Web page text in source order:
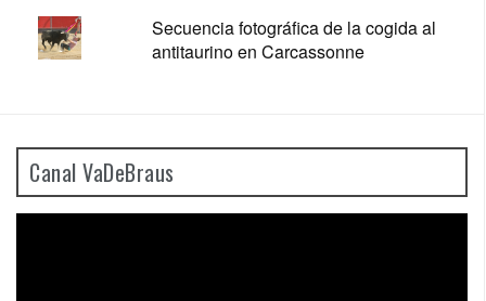
Secuencia fotográfica de la cogida al
antitaurino en Carcassonne
Canal VaDeBraus